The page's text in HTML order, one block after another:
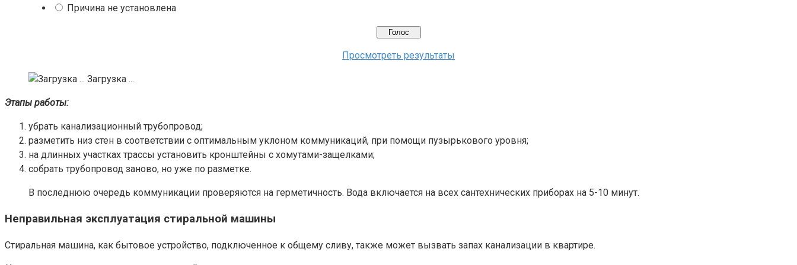
Причина не установлена
Просмотреть результаты
Загрузка ...
Этапы работы:
убрать канализационный трубопровод;
разметить низ стен в соответствии с оптимальным уклоном коммуникаций, при помощи пузырькового уровня;
на длинных участках трассы установить кронштейны с хомутами-защелками;
собрать трубопровод заново, но уже по разметке.
В последнюю очередь коммуникации проверяются на герметичность. Вода включается на всех сантехнических приборах на 5-10 минут.
Неправильная эксплуатация стиральной машины
Стиральная машина, как бытовое устройство, подключенное к общему сливу, также может вызвать запах канализации в квартире.